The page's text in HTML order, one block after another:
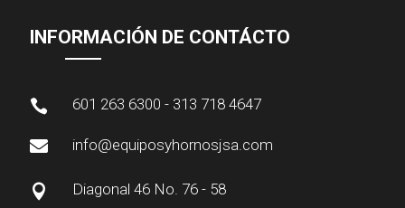
INFORMACIÓN DE CONTÁCTO
 601 263 6300 - 313 718 4647
 info@equiposyhornosjsa.com
 Diagonal 46 No. 76 - 58